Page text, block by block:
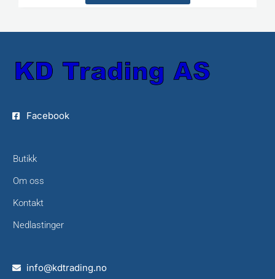
Facebook
Butikk
Om oss
Kontakt
Nedlastinger
info@kdtrading.no